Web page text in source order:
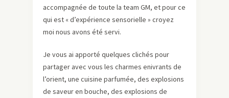
accompagnée de toute la team GM, et pour ce
qui est « d’expérience sensorielle » croyez
moi nous avons été servi.
Je vous ai apporté quelques clichés pour
partager avec vous les charmes enivrants de
l’orient, une cuisine parfumée, des explosions
de saveur en bouche, des explosions de